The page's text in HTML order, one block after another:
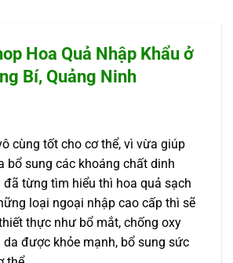
Hoa Quả Nhập Khẩu ở
Bí, Quảng Ninh
cùng tốt cho cơ thể, vì vừa giúp
bổ sung các khoáng chất dinh
đã từng tìm hiểu thì hoa quả sạch
loại ngoại nhập cao cấp thì sẽ
thực như bổ mắt, chống oxy
da được khỏe mạnh, bổ sung sức